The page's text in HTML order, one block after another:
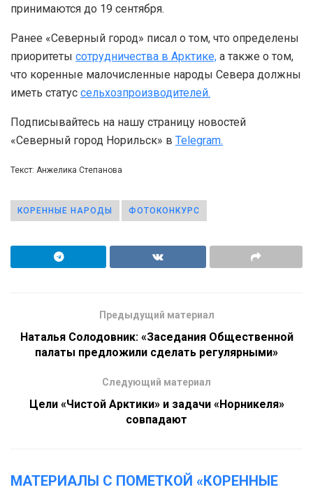
принимаются до 19 сентября.
Ранее «Северный город» писал о том, что определены
приоритеты сотрудничества в Арктике, а также о том,
что коренные малочисленные народы Севера должны
иметь статус сельхозпроизводителей.
Подписывайтесь на нашу страницу новостей
«Северный город Норильск» в Telegram.
Текст: Анжелика Степанова
КОРЕННЫЕ НАРОДЫ ФОТОКОНКУРС
Предыдущий материал
Наталья Солодовник: «Заседания Общественной
палаты предложили сделать регулярными»
Следующий материал
Цели «Чистой Арктики» и задачи «Норникеля»
совпадают
МАТЕРИАЛЫ С ПОМЕТКОЙ «КОРЕННЫЕ